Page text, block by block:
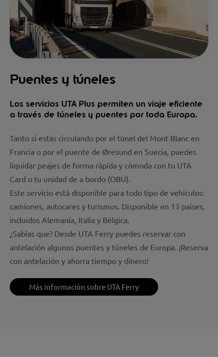
Puentes y túneles
Los servicios UTA Plus permiten un viaje eficiente
a través de túneles y puentes por toda Europa.
Tanto si estás circulando por el túnel del Mont Blanc en
Francia o por el puente de Øresund en Suecia, puedes
liquidar peajes de forma rápida y cómoda con tu UTA
Card o tu unidad de a bordo (OBU).
Este servicio está disponible para todo tipo de vehículos:
camiones, autocares y turismos. Disponible en 13 países,
incluidos Alemania, Italia y Bélgica.
¿Sabías que? Desde UTA Ferry puedes reservar con
antelación algunos puentes y túneles de Europa. ¡Reserva
con antelación y ahorra tiempo y dinero!
Más información sobre UTA Ferry